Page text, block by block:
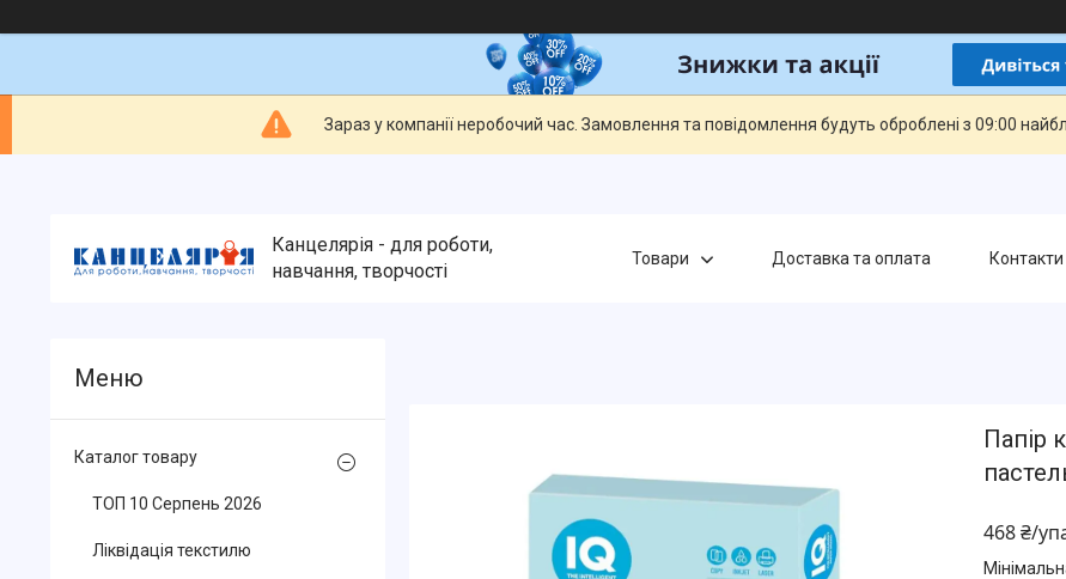
Зараз у компанії неробочий час. Замовлення та повідомлення будуть оброблені з 09:00
Канцелярія - для роботи,
навчання, творчості
Товари Доставка та оплата Контакти
Папір
468 ₴/
Каталог товару
ТОП 10 Серпень 2026
Ліквідація текстилю